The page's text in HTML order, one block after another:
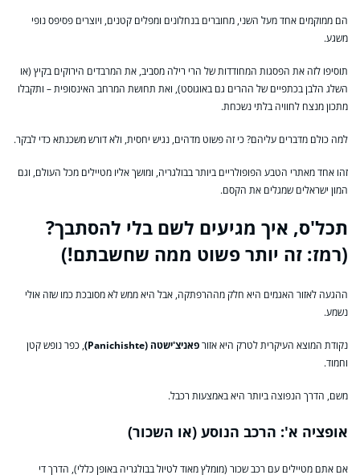
הם ממוקמים אחד מעל השני, מחוברים בנחלונים ומפלים קטנים, ויוצרים פסיפס נופי
משגע.
תוסיפו לזה את הפסגות המחודדות של הרי רילה מסביב, את המרבדים הירוקים בקיץ (או
השלג הלבן בכתפיים של ההרים גם באוגוסט), ואת תחושת המרחב האינסופית – ותקבלו
מתכון מנצח לחוויה בלתי נשכחת.
למה כולם מדברים עליהם? כי זה פשוט מדהים, נגיש יחסית, ולא דורש משכנתא כדי לבקר.
זהו אחד מאתרי הטבע הפופולריים ביותר בבולגריה, ומושך אליו מטיילים מכל העולם, וגם
המון ישראלים שמגלים את הקסם.
תכל'ס, איך מגיעים לשם בלי להסתבך?
(רמז: זה יותר פשוט ממה שחשבתם!)
ההגעה לאזור האגמים היא חלק מההרפתקה, אבל היא ממש לא מסובכת כמו שזה אולי
נשמע.
נקודת המוצא העיקרית לטרק היא אזורפאניצ'ישטה (Panichishte)
, כפר נופש קטן
וחמוד.
משם, הדרך הנפוצה ביותר היא באמצעות רכבל.
אופציה א': הרכב הנוסע (או השכור)
אם אתם מטיילים עם רכב שכור (מומלץ מאוד לטיול בבולגריה באופן כללי), הדרך די